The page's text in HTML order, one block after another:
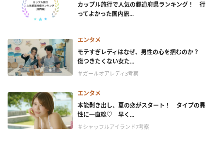
カップル旅行で人気の都道府県ランキング！ 行
ってよかった国内旅...
エンタメ
モテすぎレディはなぜ、男性の心を掴むのか？
傷つきたくない女た...
＃ガールオアレディ3考察
エンタメ
本能剥き出し、夏の恋がスタート！ タイプの異
性に一直線♡ 早く...
＃シャッフルアイランド7考察